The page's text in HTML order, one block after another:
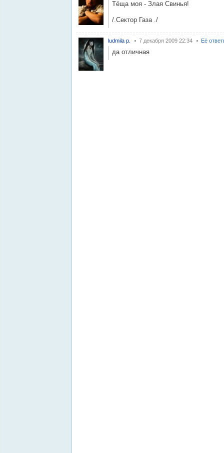
Тёща моя - Злая Свинья!
/.Сектор Газа ./
ludmila p. 7 декабря 2009 22:34 Её
да отличная